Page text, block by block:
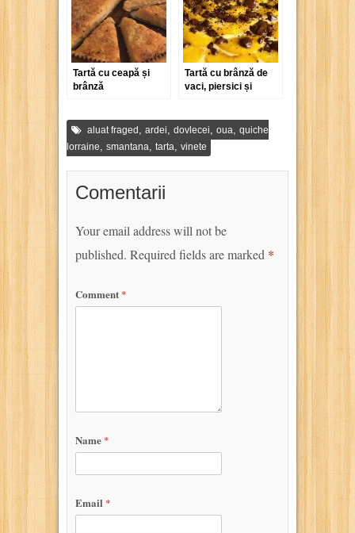
Tartă cu ceapă și
brânză
Tartă cu brânză de
vaci, piersici și
aluat fraged ardei dovlecei oua quiche
lorraine
smantana tarta vinete
Comentarii
Your email address will not be
published. Required fields are marked *
Comment *
Name *
Email *